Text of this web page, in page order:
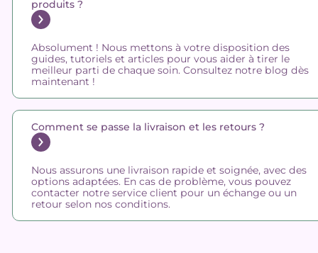
produits ?
Absolument ! Nous mettons à votre disposition des
guides, tutoriels et articles pour vous aider à tirer le
meilleur parti de chaque soin. Consultez notre blog dès
maintenant !
Comment se passe la livraison et les retours ?
Nous assurons une livraison rapide et soignée, avec des
options adaptées. En cas de problème, vous pouvez
contacter notre service client pour un échange ou un
retour selon nos conditions.